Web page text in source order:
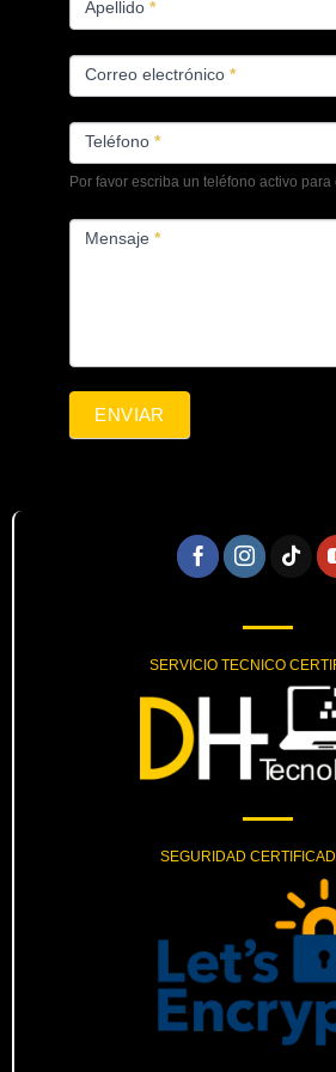
Apellido*
Correo electrónico*
Teléfono*
Por favor escriba un teléfono activo para
Mensaje*
ENVIAR
SERVICIO TECNICO
SEGURIDAD